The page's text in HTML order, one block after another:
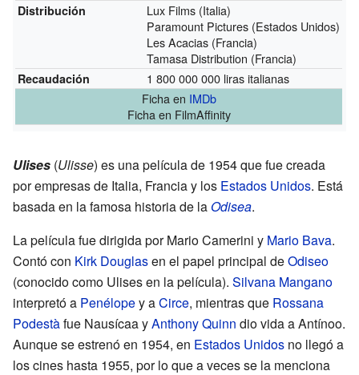
Distribución
Lux Films (Italia)
Paramount Pictures (Estados Unidos)
Les Acacias (Francia)
Tamasa Distribution (Francia)
Recaudación
1 800 000 000 liras italianas
Ficha en IMDb
Ficha en FilmAffinity
Ulises (Ulisse) es una película de 1954 que fue creada
por empresas de Italia, Francia y los Estados Unidos. Está
basada en la famosa historia de laOdisea.
La película fue dirigida por Mario Camerini y Mario Bava.
Contó con Kirk Douglasen el papel principal deOdiseo
(conocido como Ulises en la película). Silvana Mangano
interpretó a Penélopey aCirce, mientras que Rossana
Podestàfue Nausícaa yAnthony Quinn dio vida a Antínoo.
Aunque se estrenó en 1954, en Estados Unidos no llegó a
los cines hasta 1955, por lo que a veces se la menciona